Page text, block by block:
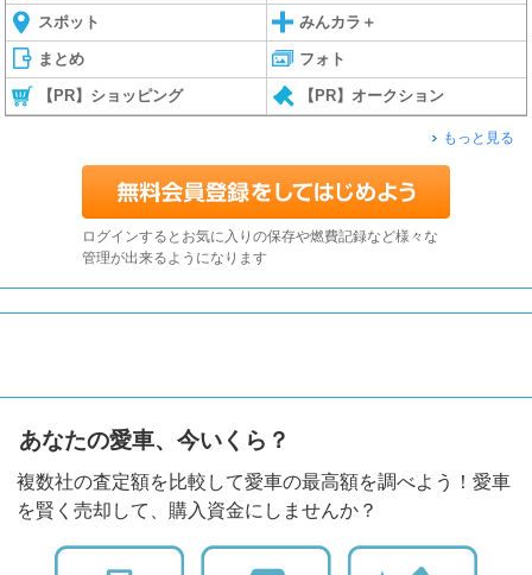
スポット みんカラ＋
まとめ フォト
【PR】ショッピング 【PR】オークション
もっと見る
ログインするとお気に入りの保存や燃費記録など様々な
管理が出来るようになります
あなたの愛車、今いくら？
複数社の査定額を比較して愛車の最高額を調べよう！愛車
を賢く売却して、購入資金にしませんか？